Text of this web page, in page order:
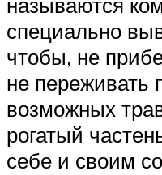
называются
специально
чтобы, не
не переживать
возможных
рогатый
себе и своим